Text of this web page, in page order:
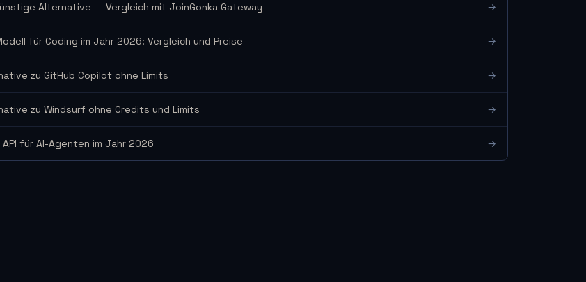
Alternative — Vergleich mit JoinGonka Gateway →
für Coding im Jahr 2026: Vergleich und Preise →
zu GitHub Copilot ohne Limits →
zu Windsurf ohne Credits und Limits →
für AI-Agenten im Jahr 2026 →